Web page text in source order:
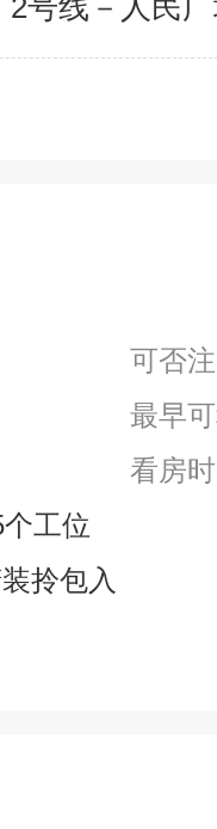
可否
最早
看房
工位
拎包入